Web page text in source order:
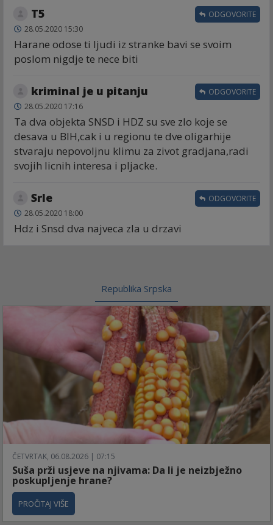
T5
28.05.2020 15:30
Harane odose ti ljudi iz stranke bavi se svoim
poslom nigdje te nece biti
ODGOVORITE
kriminal je u pitanju
28.05.2020 17:16
Ta dva objekta SNSD i HDZ su sve zlo koje se
desava u BIH,cak i u regionu te dve oligarhije
stvaraju nepovoljnu klimu za zivot gradjana,radi
svojih licnih interesa i pljacke.
ODGOVORITE
Srle
28.05.2020 18:00
Hdz i Snsd dva najveca zla u drzavi
ODGOVORITE
Republika Srpska
ČETVRTAK, 06.08.2026 | 07:15
Suša prži usjeve na njivama: Da li je neizbježno
poskupljenje hrane?
PROČITAJ VIŠE